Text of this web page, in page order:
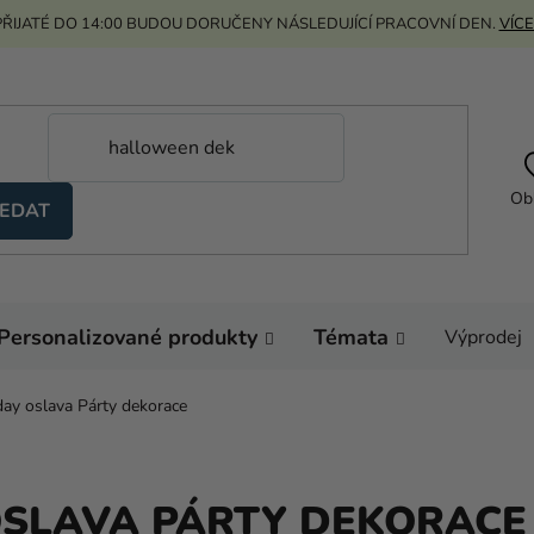
DO 14:00 BUDOU DORUČENY NÁSLEDUJÍCÍ PRACOVNÍ DEN.
produkty Témata Výprodej
oslava Párty dekorace
PÁRTY DEKORACE